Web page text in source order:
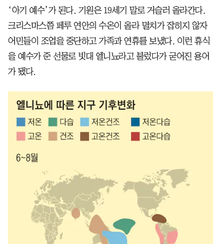
‘아기 예수’가 된다. 기원은 19세기 말로 거슬러 올라간다.
크리스마스쯤 페루 연안의 수온이 올라 멸치가 잡히지 않자
어민들이 조업을 중단하고 가족과 연휴를 보냈다. 이런 휴식
을 예수가 준 선물로 빗대 엘니뇨라고 불렀다가 굳어진 용어
가 됐다.